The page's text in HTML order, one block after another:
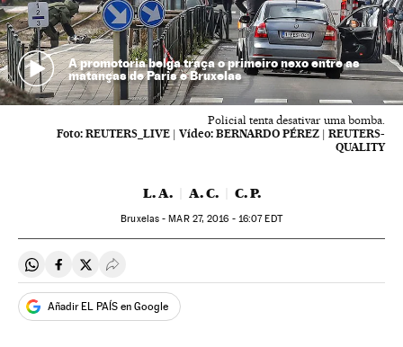
A promotoria belga traça o primeiro nexo entre as
matanças de Paris e Bruxelas
Policial tenta desativar uma bomba.
Foto: REUTERS_LIVE | Vídeo: BERNARDO PÉREZ | REUTERS-
QUALITY
L. A. A. C. C. P.
Bruxelas -MAR27, 2016 - 16:07EDT
Compartir en Whatsapp
Compartir en Facebook
Compartir en Twitter
Desplegar Redes Sociales
Añadir EL PAÍS en Google